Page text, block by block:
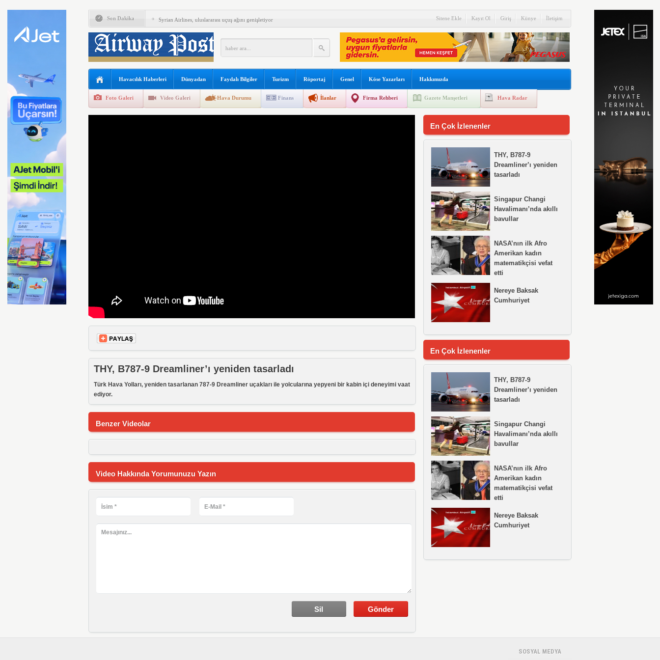
Son Dakika Syrian Airlines, uluslararası uçuş ağını genişletiyor
Leipzig/Halle Havalimanı’nda drone alarmı
İtalya, İspanyol’lara pasaport uygulaması başlattı
Kolombiya, 2adet KC-390 alıyor
Condor, Frankfurt-Tel Aviv direk uçuşlara başladı
Sitene Ekle Kayıt Ol Giriş Künye İletişim
Havacılık Haberleri Dünyadan Faydalı Bilgiler Turizm Röportaj Genel Köse Yazarları Hakkımızda
Foto Galeri Video Galeri Hava Durumu Finans İlanlar Firma Rehberi Gazete Manşetleri Hava Radar
THY, B787-9 Dreamliner’ı yeniden tasarladı
Türk Hava Yolları, yeniden tasarlanan 787-9 Dreamliner uçakları ile yolcularına yepyeni bir kabin içi deneyimi vaat
ediyor.
Benzer Videolar
Video Hakkında Yorumunuzu Yazın
En Çok İzlenenler
THY, B787-9
Dreamliner’ı yeniden
tasarladı
Singapur Changi
Havalimanı’nda akıllı
bavullar
NASA’nın ilk Afro
Amerikan kadın
matematikçisi vefat
etti
Nereye Baksak
Cumhuriyet
En Çok İzlenenler
THY, B787-9
Dreamliner’ı yeniden
tasarladı
Singapur Changi
Havalimanı’nda akıllı
bavullar
NASA’nın ilk Afro
Amerikan kadın
matematikçisi vefat
etti
Nereye Baksak
Cumhuriyet
SOSYAL MEDYA